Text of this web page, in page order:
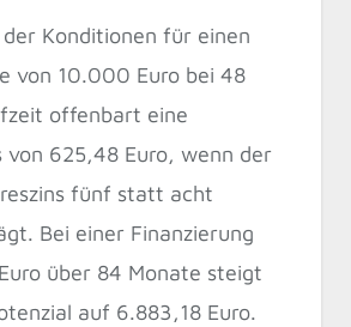
der Konditionen für einen
von 10.000 Euro bei 48
offenbart eine
von 625,48 Euro, wenn der
fünf statt acht
Bei einer Finanzierung
über 84 Monate steigt
auf 6.883,18 Euro.